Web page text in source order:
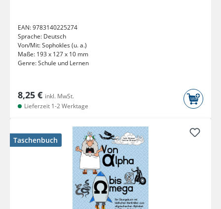
EAN:9783140225274
Sprache: Deutsch
Von/Mit:Sophokles (u. a.)
Maße: 193 x 127 x 10 mm
Genre:Schule und Lernen
8,25 € inkl. MwSt.
Lieferzeit 1-2 Werktage
Taschenbuch